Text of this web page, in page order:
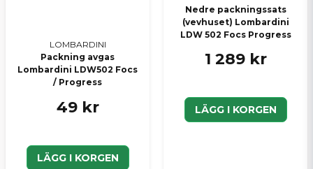
LOMBARDINI
Packning avgas
Lombardini LDW502 Focs
/ Progress
49 kr
LÄGG I KORGEN
Nedre packningssats
(vevhuset) Lombardini
LDW 502 Focs Progress
1 289 kr
LÄGG I KORGEN